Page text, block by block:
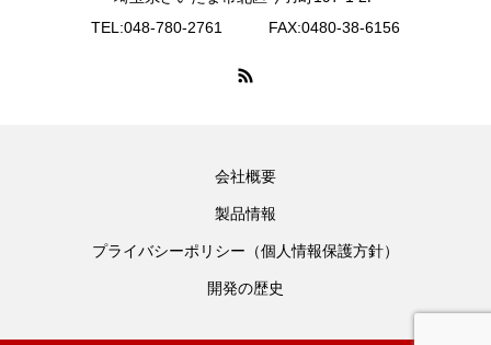
TEL:048-780-2761 FAX:0480-38-6156
会社概要
製品情報
プライバシーポリシー（個人情報保護方針）
開発の歴史